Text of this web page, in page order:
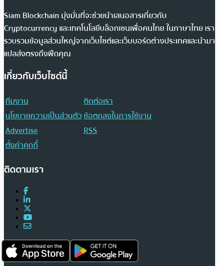
Siam Blockchain มุ่งมั่นที่จะช่วยนำเสนอสารเกี่ยวกับ
Cryptocurrency และเทคโนโลยีบล็อกเชนเพื่อคนไทย ในภาษาไทย เรา
รวบรวมข้อมูลส่วนใหญ่จากเว็บไซต์และเว็บบอร์ดต่างประเทศและนำมา
แปลส่งตรงถึงฟีดคุณ
เกี่ยวกับเว็บไซต์นี้
ทีมงาน
ติดต่อเรา
นโยบายความเป็นส่วนตัวข้อตกลงในการใช้งาน
Advertise
RSS
ตั้งค่าคุกกี้
ติดตามเรา